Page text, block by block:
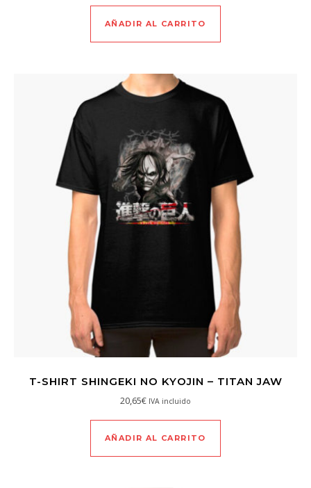
AÑADIR AL CARRITO
T-SHIRT SHINGEKI NO KYOJIN – TITAN JAW
20,65€ IVA incluido
AÑADIR AL CARRITO